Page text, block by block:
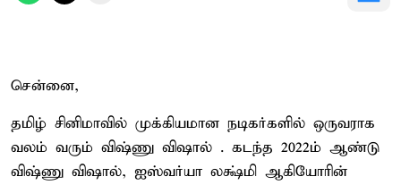
சென்னை,
தமிழ் சினிமாவில் முக்கியமான நடிகர்களில் ஒருவராக
வலம் வரும் விஷ்ணு விஷால் . கடந்த 2022ம் ஆண்டு
விஷ்ணு விஷால், ஐஸ்வர்யா லக்ஷ்மி ஆகியோரின்